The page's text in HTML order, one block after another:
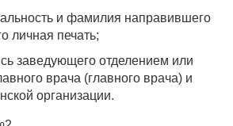
и фамилия направившего
личная печать;
заведующего отделением или
врача (главного врача) и
организации.